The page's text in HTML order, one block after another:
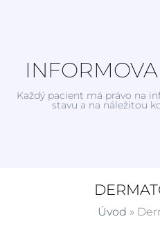
Každý pacient má právo na
stavu a na náležitou
Úvod »